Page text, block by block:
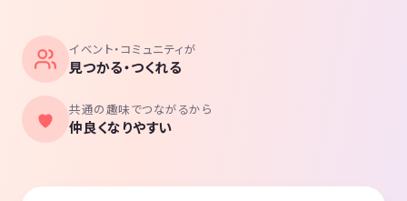
イベント・コミュニティが
見つかる・つくれる
共通の趣味でつながるから
仲良くなりやすい